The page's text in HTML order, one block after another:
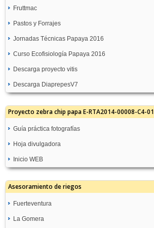
Fruttmac
Pastos y Forrajes
Jornadas Técnicas Papaya 2016
Curso Ecofisiología Papaya 2016
Descarga proyecto vitis
Descarga DiaprepesV7
Proyecto zebra chip papa E-RTA2014-00008-C4-01
Guía práctica fotografías
Hoja divulgadora
Inicio WEB
Asesoramiento de riegos
Fuerteventura
GC08-Molino de Angua
La Gomera